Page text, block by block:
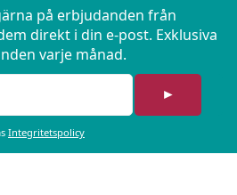
på erbjudanden från
direkt i din e-post. Exklusiva
varje månad.
►
Integritetspolicy